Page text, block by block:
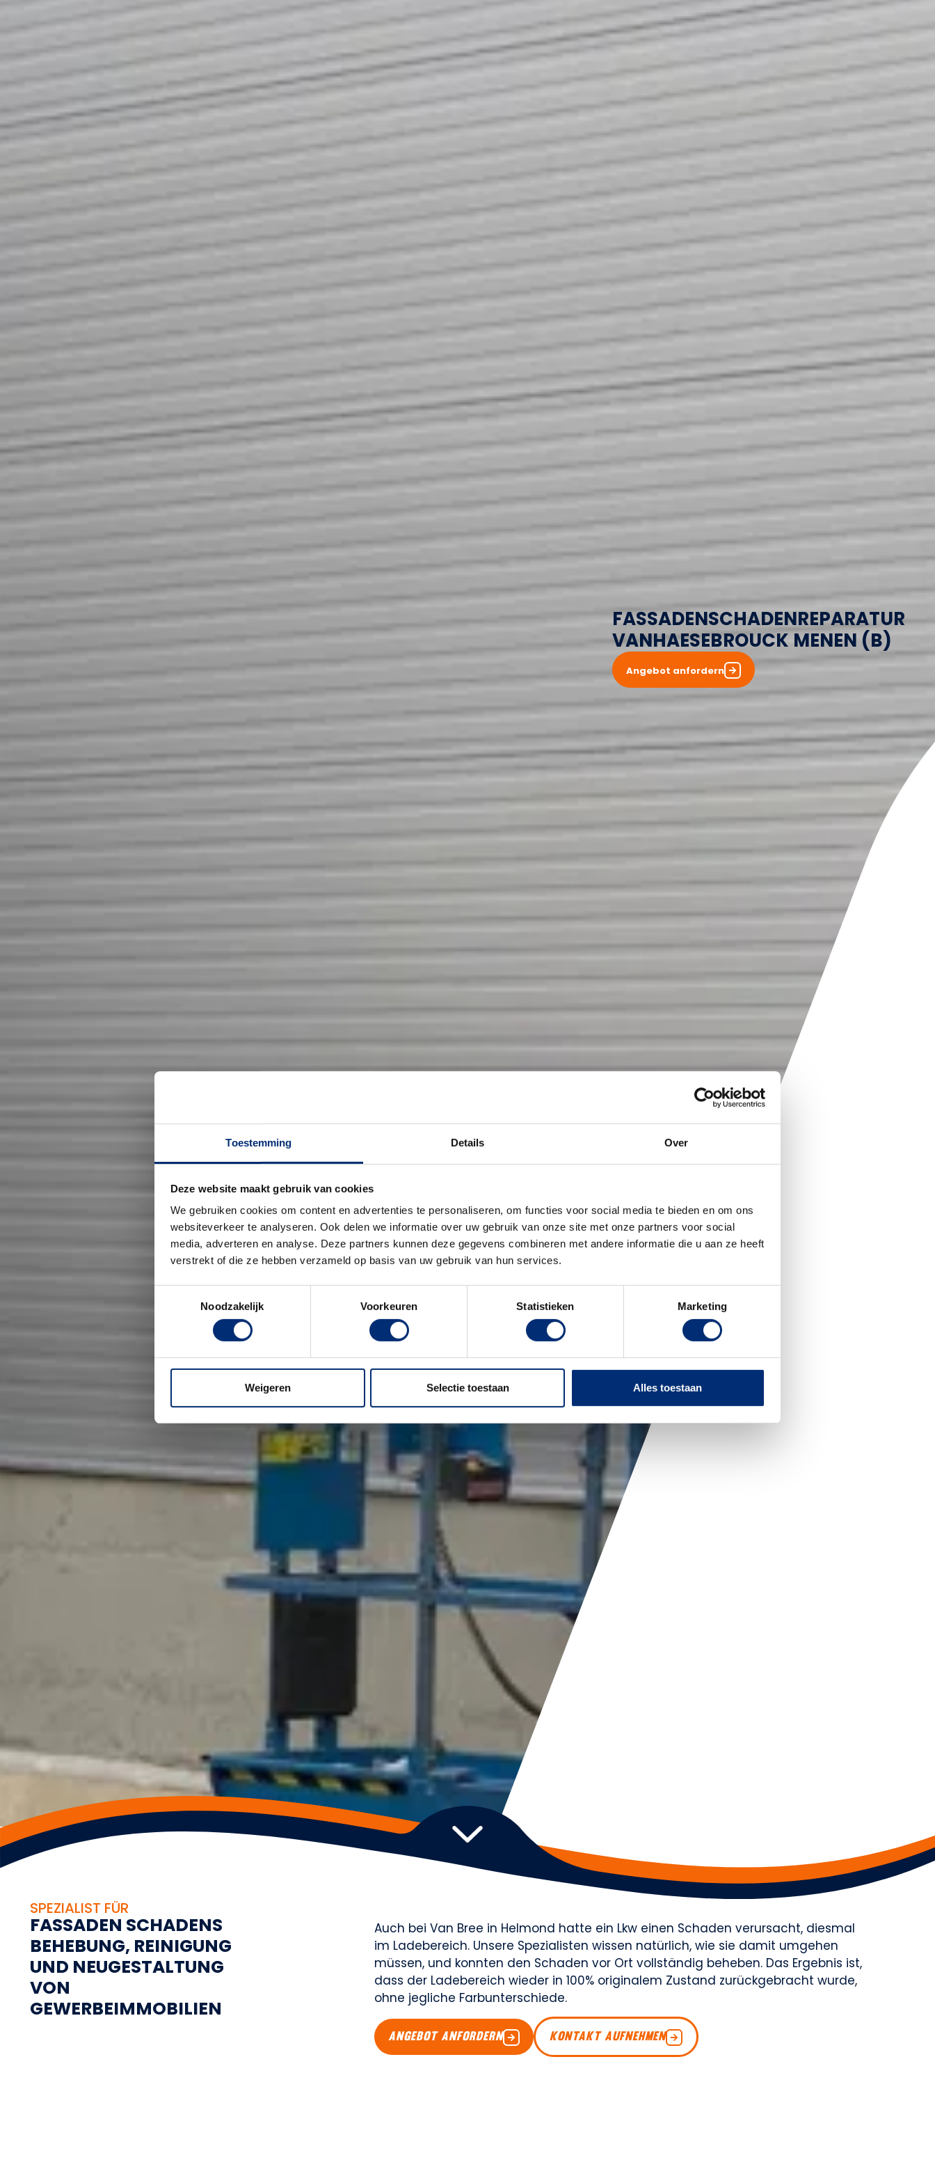
Toestemming Details Over
Deze website maakt gebruik van cookies
We gebruiken cookies om content en advertenties te personaliseren, om functies voor social media te bieden en om ons
websiteverkeer te analyseren. Ook delen we informatie over uw gebruik van onze site met onze partners voor social
media, adverteren en analyse. Deze partners kunnen deze gegevens combineren met andere informatie die u aan ze heeft
verstrekt of die ze hebben verzameld op basis van uw gebruik van hun services.
Noodzakelijk
Voorkeuren Statistieken Marketing
Weigeren Selectie toestaan Alles toestaan
FASSADENSCHADENREPARATUR
VANHAESEBROUCK MENEN (B)
Angebot anfordern
SPEZIALIST FÜR
FASSADEN SCHADENS
BEHEBUNG, REINIGUNG
UND NEUGESTALTUNG
VON
GEWERBEIMMOBILIEN
Auch bei Van Bree in Helmond hatte ein Lkw einen Schaden verursacht, diesmal
im Ladebereich. Unsere Spezialisten wissen natürlich, wie sie damit umgehen
müssen, und konnten den Schaden vor Ort vollständig beheben. Das Ergebnis ist,
dass der Ladebereich wieder in 100% originalem Zustand zurückgebracht wurde,
ohne jegliche Farbunterschiede.
ANGEBOT ANFORDERN KONTAKT AUFNEHMEN